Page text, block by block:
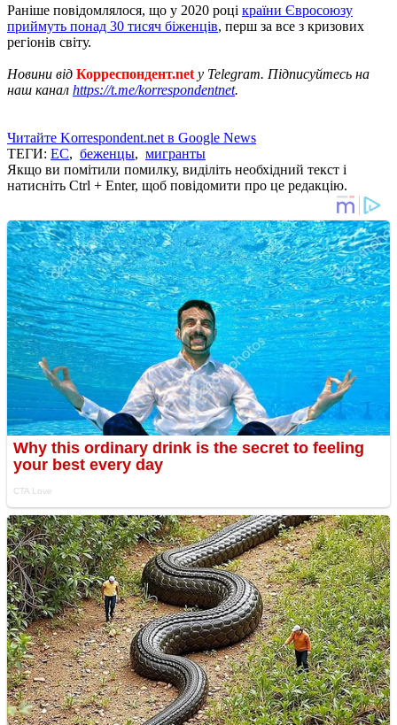
Раніше повідомлялося, що у 2020 році країни Євросоюзу
приймуть понад 30 тисяч біженців, перш за все з кризових
регіонів світу.
Новини від Корреспондент.net у Telegram. Підписуйтесь на
наш канал https://t.me/korrespondentnet.
Читайте Korrespondent.net в Google News
ТЕГИ: ЕС, беженцы, мигранты
Якщо ви помітили помилку, виділіть необхідний текст і
натисніть Ctrl + Enter, щоб повідомити про це редакцію.